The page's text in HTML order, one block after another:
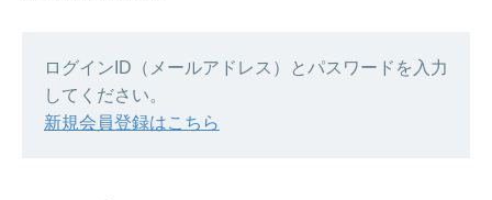
ログインID（メールアドレス）とパスワードを入力
してください。
新規会員登録はこちら